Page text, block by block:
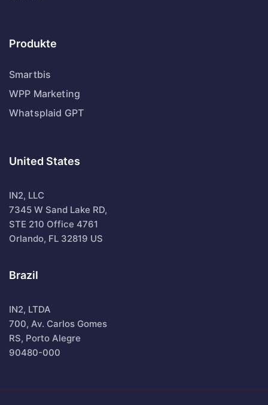
Produkte
Smartbis
WPP Marketing
Whatsplaid GPT
United States
IN2, LLC
7345 W Sand Lake RD,
STE 210 Office 4761
Orlando, FL 32819 US
Brazil
IN2, LTDA
700, Av. Carlos Gomes
RS, Porto Alegre
90480-000